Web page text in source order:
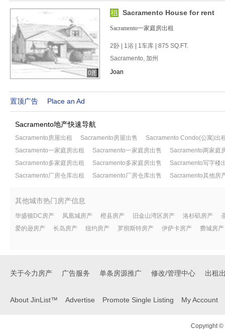
0图
Sacramento House for rent
Sacramento一家庭房出租
2卧 | 1浴 | 1车库 | 875 SQ.FT.
Sacramento, 加州
Joan
置顶广告 Place an Ad
Sacramento地产快速导航
Sacramento房屋出租 Sacramento房屋出售
Sacramento Condo(公寓)出
Sacramento一家庭房出租
Sacramento一家庭房出售
Sacramento两家庭
Sacramento多家庭房出租
Sacramento多家庭房出售
Sacramento写字楼
Sacramento厂房仓库出租
Sacramento厂房仓库出售 Sacramento其他房
其他城市热门房产信息
华盛顿DC房产 凤凰城房产 橙县房产 旧金山湾区房产 洛杉矶房产
爱的逊房产
长岛房产 纽约房产 罗彻斯特房产 伊萨卡房产 费城房产
关于今力房产 广告服务 单条房源推广 修改/管理中心 出租
About JinList™ Advertise Promote Single Listing My Account
Copyright ©